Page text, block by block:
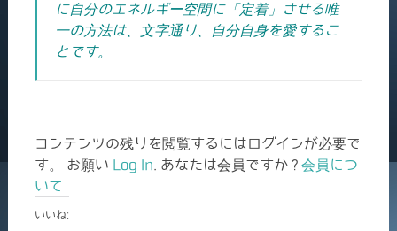
に自分のエネルギー空間に「定着」させる唯
一の方法は、文字通り、自分自身を愛するこ
とです。
コンテンツの残りを閲覧するにはログインが必要で
す。 お願い Log In . あなたは会員ですか ? 会員につ
いて
いいね: